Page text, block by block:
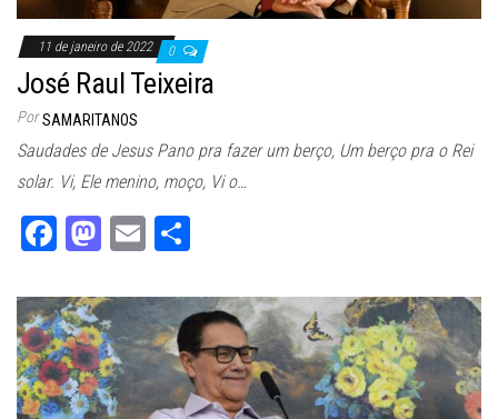
11 de janeiro de 2022 0
José Raul Teixeira
Por SAMARITANOS
Saudades de Jesus Pano pra fazer um berço, Um berço pra o Rei
solar. Vi, Ele menino, moço, Vi o…
Fa
bo
ok
M
to
do
n
E
ail e